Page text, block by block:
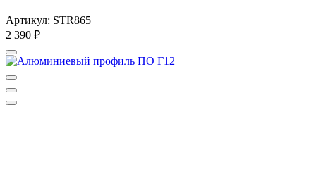
Артикул: STR865
2 390 ₽